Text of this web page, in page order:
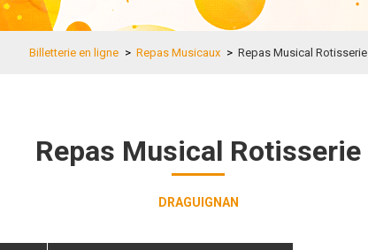
Billetterie en ligne > Repas Musicaux > Repas Musical Rotisserie
Repas Musical Rotisserie
DRAGUIGNAN